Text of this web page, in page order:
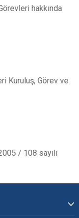
hakkında
Kuruluş, Görev ve
/ 108 sayılı